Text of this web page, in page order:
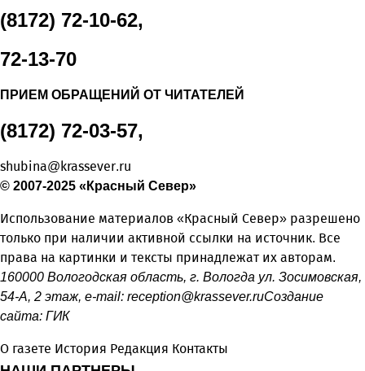
(8172) 72-10-62,
72-13-70
ПРИЕМ ОБРАЩЕНИЙ ОТ ЧИТАТЕЛЕЙ
(8172) 72-03-57,
shubina@krassever.ru
© 2007-2025 «Красный Север»
Использование материалов «Красный Север» разрешено
только при наличии активной ссылки на источник. Все
права на картинки и тексты принадлежат их авторам.
160000 Вологодская область, г. Вологда ул. Зосимовская,
54-А, 2 этаж, e-mail: reception@krassever.ruСоздание
сайта: ГИК
О газете История Редакция Контакты